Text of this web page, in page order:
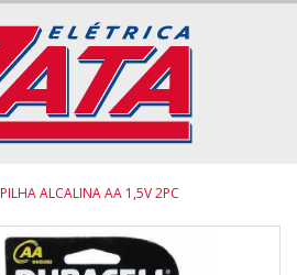
PILHA ALCALINA AA 1,5V 2PC